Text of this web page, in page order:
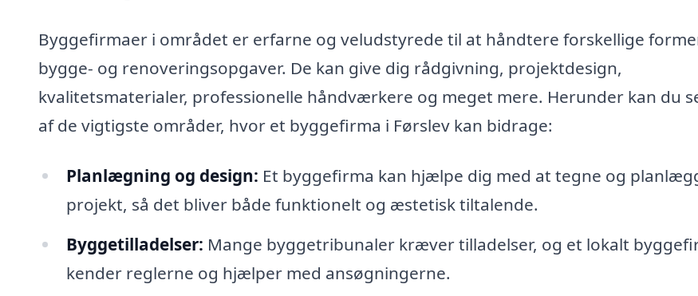
Byggefirmaer i området er erfarne og veludstyrede til at håndtere forskellige
bygge- og renoveringsopgaver. De kan give dig rådgivning, projektdesign,
kvalitetsmaterialer, professionelle håndværkere og meget mere. Herunder kan du
af de vigtigste områder, hvor et byggefirma i Førslev kan bidrage:
Planlægning og design: Et byggefirma kan hjælpe dig med at tegne og
projekt, så det bliver både funktionelt og æstetisk tiltalende.
Byggetilladelser: Mange byggetribunaler kræver tilladelser, og et lokalt
kender reglerne og hjælper med ansøgningerne.